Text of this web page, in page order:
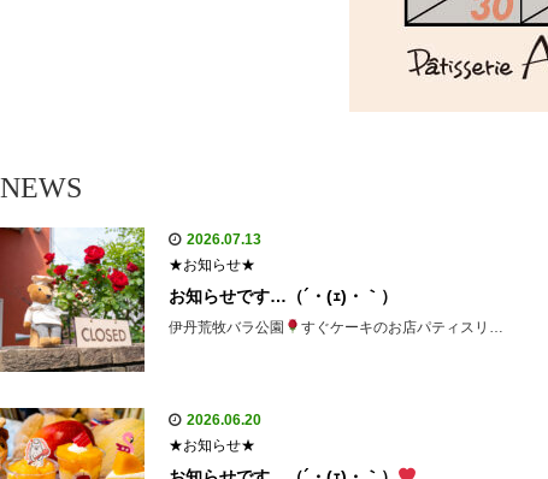
NEWS
2026.07.13
★お知らせ★
お知らせです…（´・(ｪ)・｀）
伊丹荒牧バラ公園 すぐケーキのお店パティスリ…
2026.06.20
★お知らせ★